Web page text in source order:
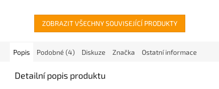
ZOBRAZIT VŠECHNY SOUVISEJÍCÍ PRODUKTY
Popis Podobné (4) Diskuze Značka Ostatní informace
Detailní popis produktu